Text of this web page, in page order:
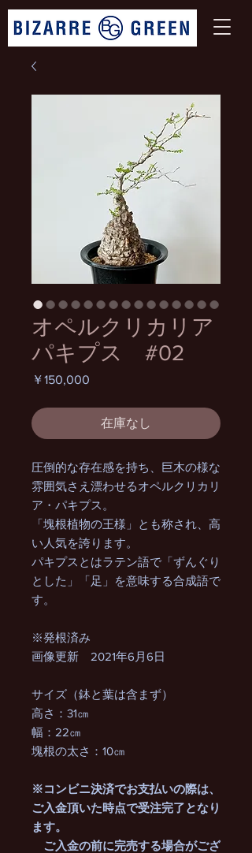
オペルクリカリア
パキプス #02
￥150,000
在庫なし
圧倒的な存在感を持ち、巨木の様な
雰囲気さえ漂わせるオペルクリカリ
ア・パキプス。
「塊根植物の王様」とも称され、高
い人気を誇ります。
パキプスとはラテン語で「ずんぐり
とした」「足」を意味する合成語で
す。
※発根済み
画像更新 2021年6月6日
サイズ（鉢と葉は含まず）
高さ：31㎝
幅：22㎝
塊根の太さ：10㎝
※コンビニ決済でお支払いの際は、
ご入金頂いた時点で受注完了となり
ます。
ご入金の前に完売する場合がござ